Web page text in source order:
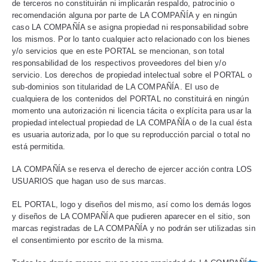
de terceros no constituirán ni implicarán respaldo, patrocinio o
recomendación alguna por parte de LA COMPAÑÍA y en ningún
caso LA COMPAÑÍA se asigna propiedad ni responsabilidad sobre
los mismos. Por lo tanto cualquier acto relacionado con los bienes
y/o servicios que en este PORTAL se mencionan, son total
responsabilidad de los respectivos proveedores del bien y/o
servicio. Los derechos de propiedad intelectual sobre el PORTAL o
sub-dominios son titularidad de LA COMPAÑÍA. El uso de
cualquiera de los contenidos del PORTAL no constituirá en ningún
momento una autorización ni licencia tácita o explícita para usar la
propiedad intelectual propiedad de LA COMPAÑÍA o de la cual ésta
es usuaria autorizada, por lo que su reproducción parcial o total no
está permitida.
LA COMPAÑÍA se reserva el derecho de ejercer acción contra LOS
USUARIOS que hagan uso de sus marcas.
EL PORTAL, logo y diseños del mismo, así como los demás logos
y diseños de LA COMPAÑÍA que pudieren aparecer en el sitio, son
marcas registradas de LA COMPAÑÍA y no podrán ser utilizadas sin
el consentimiento por escrito de la misma.